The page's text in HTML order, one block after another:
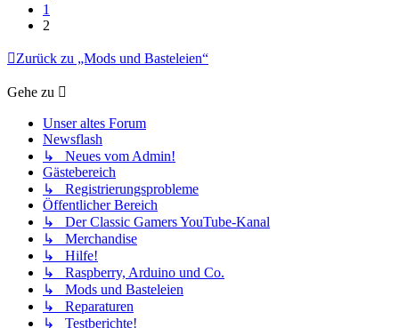
1
2
Zurück zu „Mods und Basteleien“
Gehe zu
Unser altes Forum
Newsflash
↳ Neues vom Admin!
Gästebereich
↳ Registrierungsprobleme
Öffentlicher Bereich
↳ Der Classic Gamers YouTube-Kanal
↳ Merchandise
↳ Hilfe!
↳ Raspberry, Arduino und Co.
↳ Mods und Basteleien
↳ Reparaturen
↳ Testberichte!